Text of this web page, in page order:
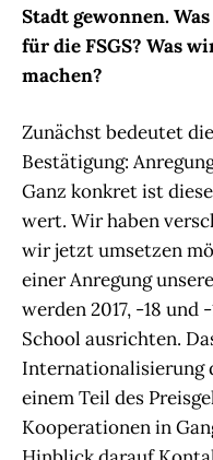
Stadt gewonnen.
für die FSGS? Was
machen?
Zunächst bedeutet
Bestätigung:
Ganz konkret ist
wert. Wir haben
wir jetzt umsetzen
einer Anregung
werden 2017, -18 und
School ausrichten.
Internationalisierung
einem Teil des
Kooperationen in